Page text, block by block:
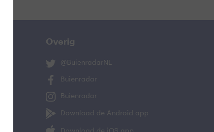
Overig
@BuienradarNL
Buienradar
Buienradar
Download de Android app